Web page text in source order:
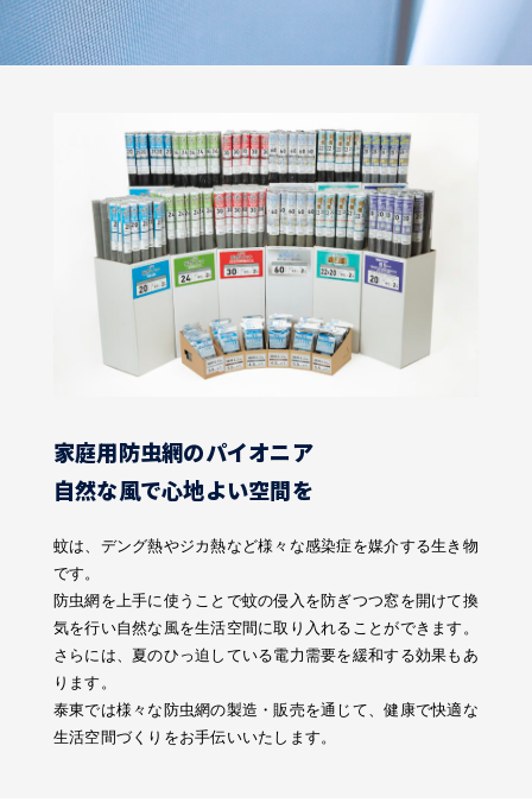
家庭用防虫網のパイオニア
自然な風で心地よい空間を
蚊は、デング熱やジカ熱など様々な感染症を媒介する生き物
です。
防虫網を上手に使うことで蚊の侵入を防ぎつつ窓を開けて換
気を行い自然な風を生活空間に取り入れることができます。
さらには、夏のひっ迫している電力需要を緩和する効果もあ
ります。
泰東では様々な防虫網の製造・販売を通じて、健康で快適な
生活空間づくりをお手伝いいたします。